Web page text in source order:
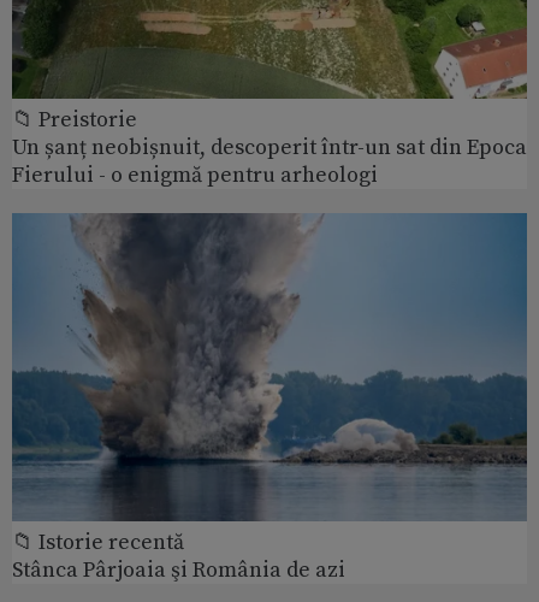
📁 Preistorie
Un șanț neobișnuit, descoperit într-un sat din Epoca
Fierului - o enigmă pentru arheologi
📁 Istorie recentă
Stânca Pârjoaia şi România de azi